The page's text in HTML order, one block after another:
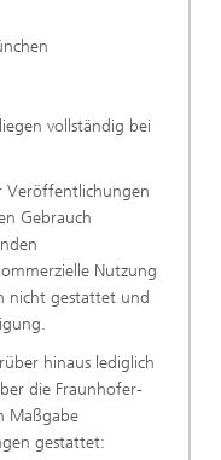
vollständig bei
Veröffentlichungen
Gebrauch
Nutzung
nicht gestattet und
hinaus lediglich
die Fraunhofer-
Maßgabe
gestattet: